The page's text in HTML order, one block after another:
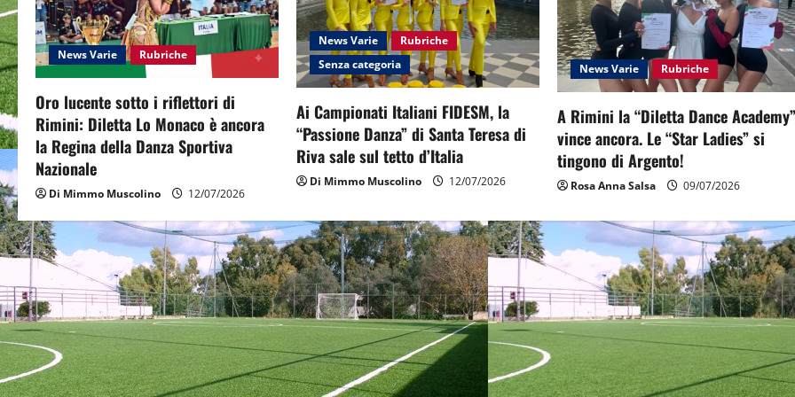
v
i
g
a
t
i
o
n
News Varie Rubriche
Oro lucente sotto i riflettori di
Rimini: Diletta Lo Monaco è ancora
la Regina della Danza Sportiva
Nazionale
Di Mimmo Muscolino 12/07/2026
News Varie
Rubriche
Senza categoria
Ai Campionati Italiani FIDESM, la
“Passione Danza” di Santa Teresa di
Riva sale sul tetto d’Italia
Di Mimmo Muscolino 12/07/2026
News Varie Rubriche
A Rimini la “Diletta Dance
vince ancora. Le “Star Ladies” si
tingono di Argento!
Rosa Anna Salsa 09/07/2026